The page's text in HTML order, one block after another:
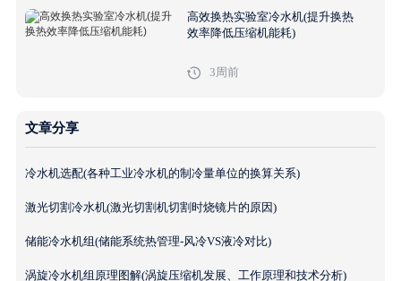
高效换热实验室冷水机(提升换热
效率降低压缩机能耗)
3周前
文章分享
冷水机选配(各种工业冷水机的制冷量单位的换算关系)
激光切割冷水机(激光切割机切割时烧镜片的原因)
储能冷水机组(储能系统热管理-风冷VS液冷对比)
涡旋冷水机组原理图解(涡旋压缩机发展、工作原理和技术分析)